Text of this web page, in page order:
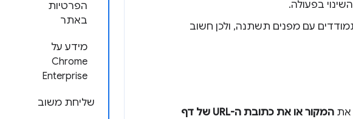
הפרטיות
באתר
מידע על
Chrome
Enterprise
שליחת משוב
בפעולה.
עם מפנים תשתנה, ולכן חשוב
את
המקור או את כתובת ה-URL של דף